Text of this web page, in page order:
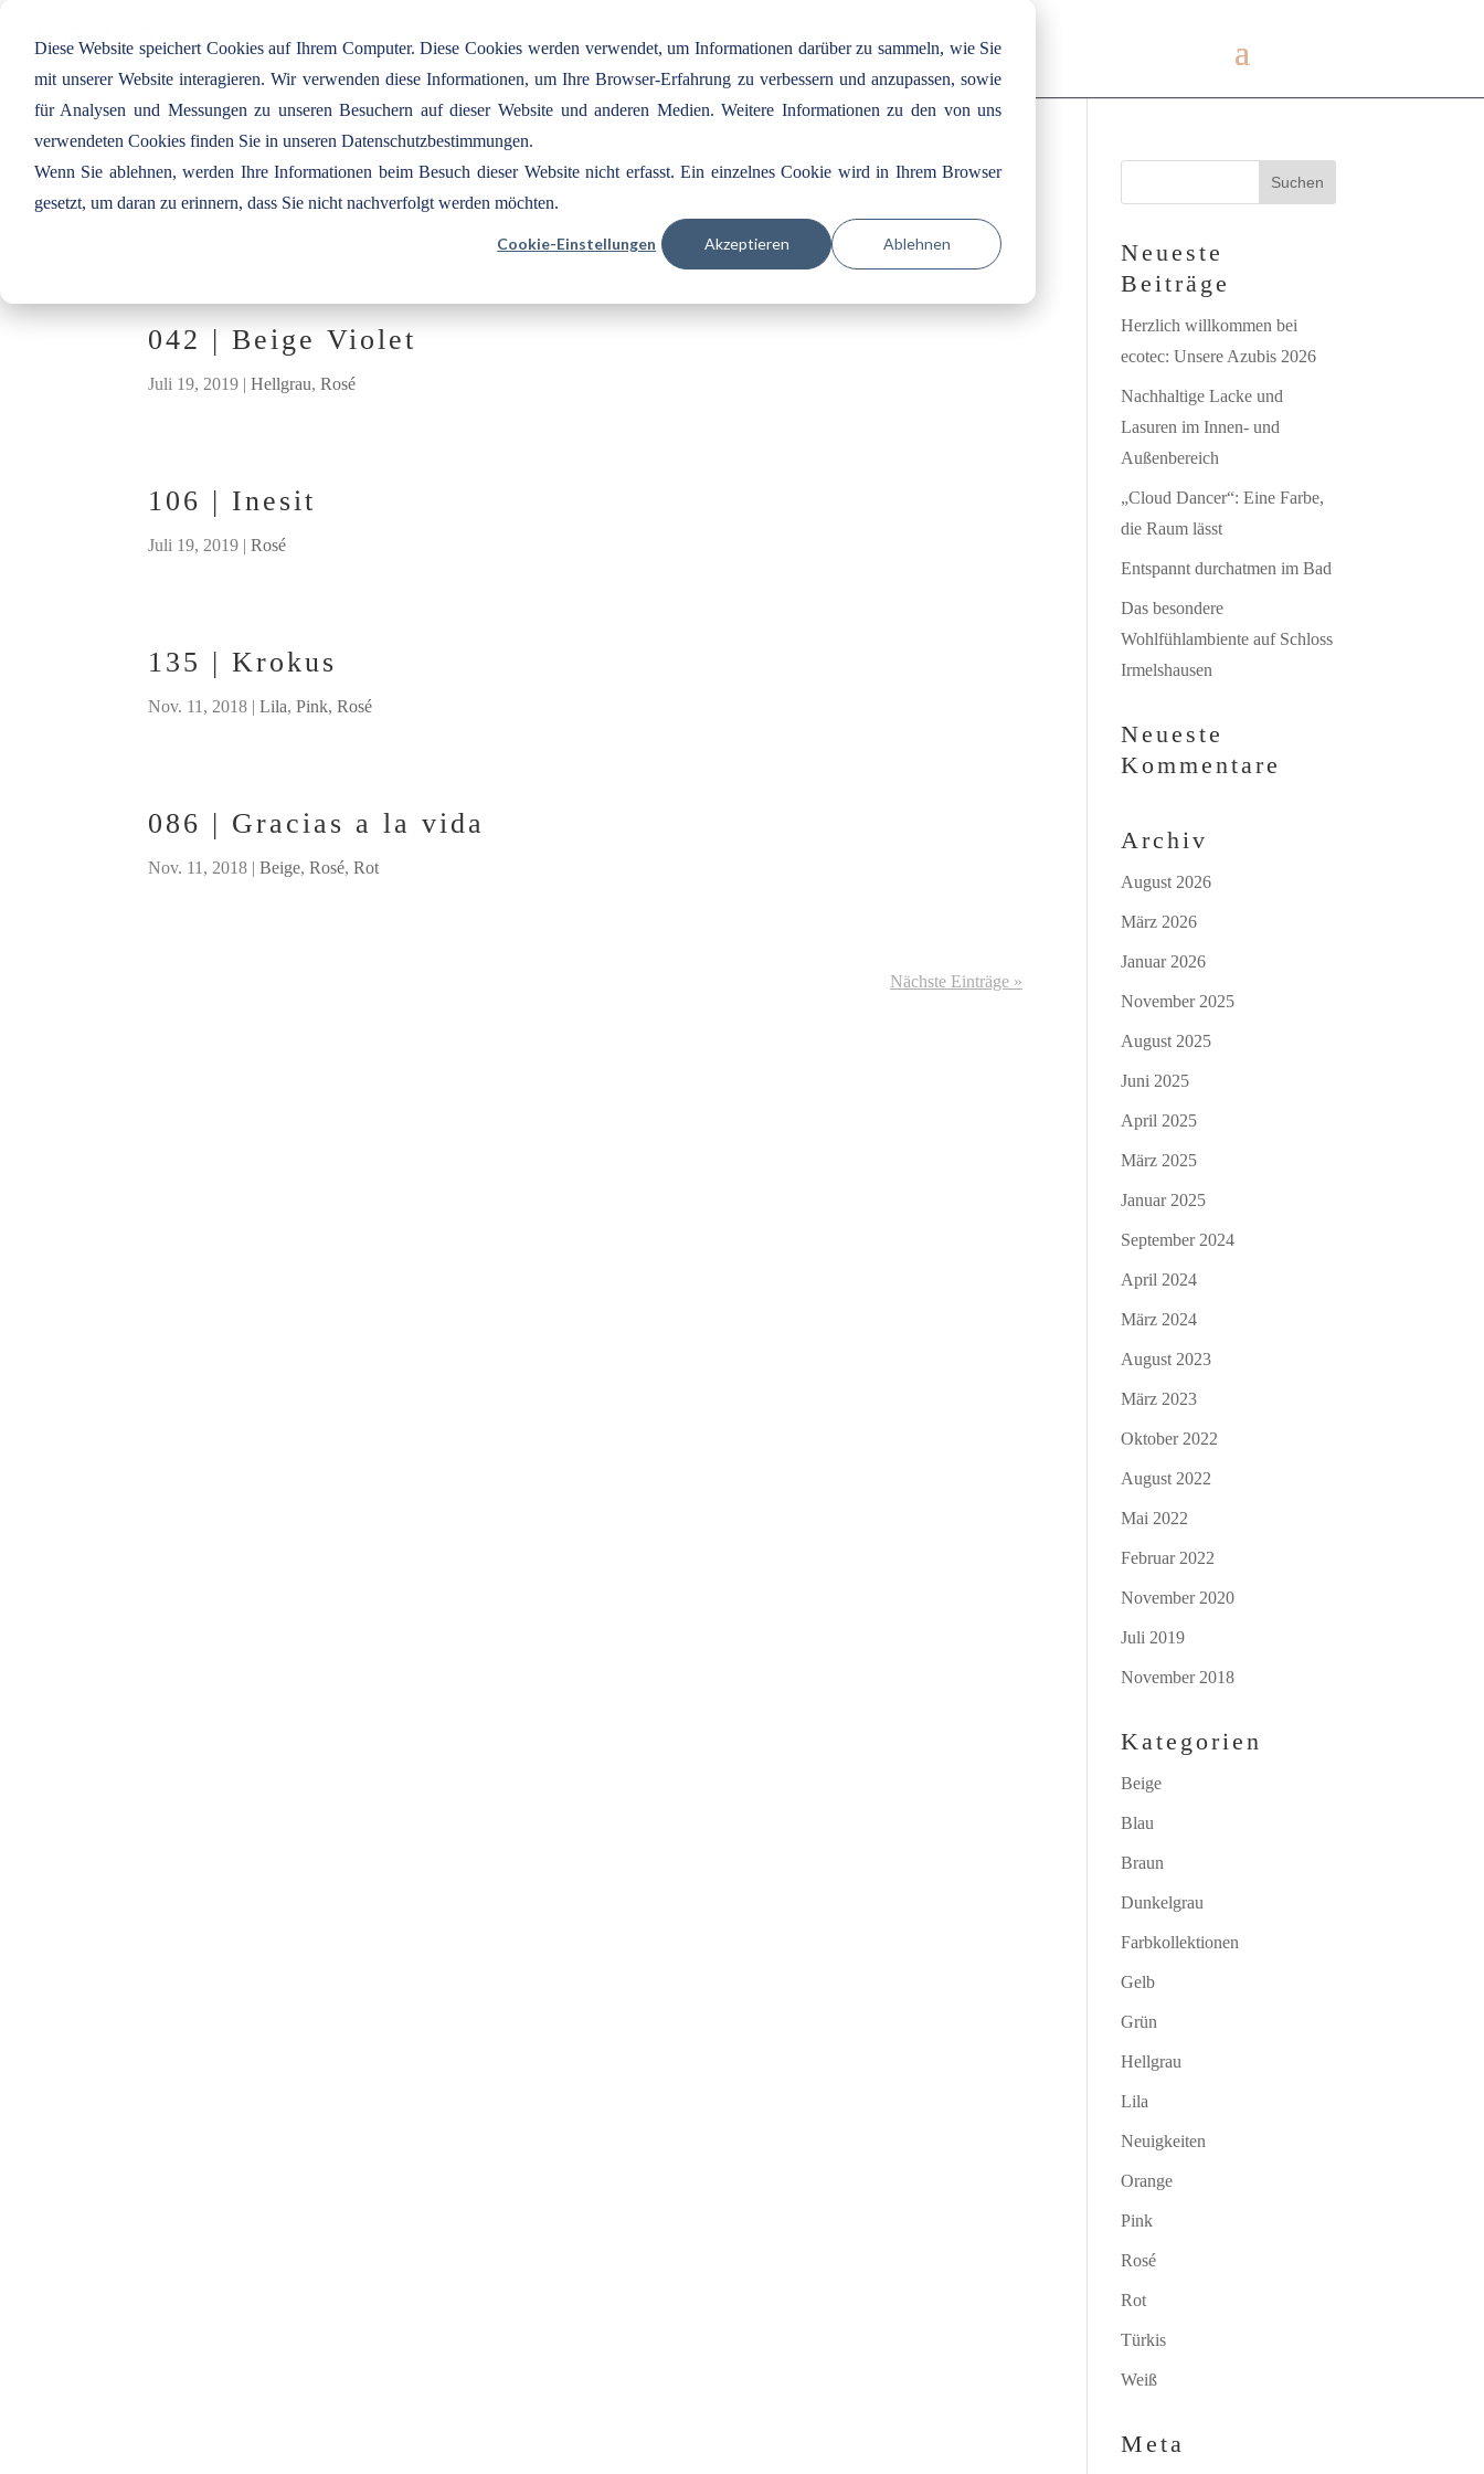
Diese Website speichert Cookies auf Ihrem Computer. Diese Cookies werden verwendet, um Informationen darüber zu sammeln, wie Sie
mit unserer Website interagieren. Wir verwenden diese Informationen, um Ihre Browser-Erfahrung zu verbessern und anzupassen, sowie
für Analysen und Messungen zu unseren Besuchern auf dieser Website und anderen Medien. Weitere Informationen zu den von uns
verwendeten Cookies finden Sie in unseren Datenschutzbestimmungen.
Wenn Sie ablehnen, werden Ihre Informationen beim Besuch dieser Website nicht erfasst. Ein einzelnes Cookie wird in Ihrem Browser
gesetzt, um daran zu erinnern, dass Sie nicht nachverfolgt werden möchten.
Cookie-Einstellungen Akzeptieren Ablehnen
300 | Feige
042 | Beige Violet
Juli 19, 2019 |Hellgrau,Rosé
106 | Inesit
Juli 19, 2019 |Rosé
135 | Krokus
Nov. 11, 2018 |Lila,Pink,Rosé
086 | Gracias a la vida
Nov. 11, 2018 |Beige,Rosé,Rot
Nächste Einträge »
Neueste
Beiträge
Herzlich willkommen bei
ecotec: Unsere Azubis 2026
Nachhaltige Lacke und
Lasuren im Innen- und
Außenbereich
„Cloud Dancer“: Eine Farbe,
die Raum lässt
Entspannt durchatmen im Bad
Das besondere
Wohlfühlambiente auf Schloss
Irmelshausen
Neueste
Kommentare
Archiv
August 2026
März 2026
Januar 2026
November 2025
August 2025
Juni 2025
April 2025
März 2025
Januar 2025
September 2024
April 2024
März 2024
August 2023
März 2023
Oktober 2022
August 2022
Mai 2022
Februar 2022
November 2020
Juli 2019
November 2018
Kategorien
Beige
Blau
Braun
Dunkelgrau
Farbkollektionen
Gelb
Grün
Hellgrau
Lila
Neuigkeiten
Orange
Pink
Rosé
Rot
Türkis
Weiß
Meta